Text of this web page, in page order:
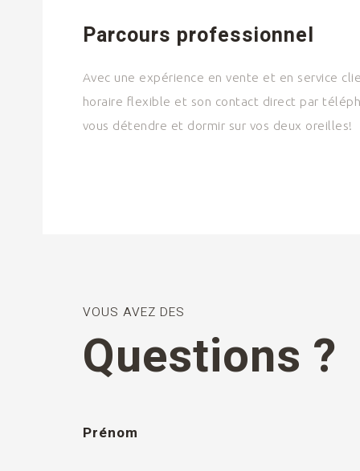
Parcours professionnel
Avec une expérience en vente et en service
horaire flexible et son contact direct par
vous détendre et dormir sur vos deux oreilles!
VOUS AVEZ DES
Questions ?
Prénom